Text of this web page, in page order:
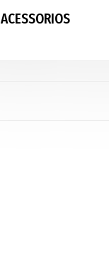
ACESSORIOS